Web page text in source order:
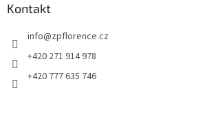
Kontakt
info@zpflorence.cz
+420 271 914 978
+420 777 635 746